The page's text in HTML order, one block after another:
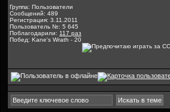
Группа: Пользователи
Сообщений: 489
Регистрация: 3.11.2011
Пользователь №: 5 645
Поблагодарили: 117 раз
Побед: Kane's Wrath - 20